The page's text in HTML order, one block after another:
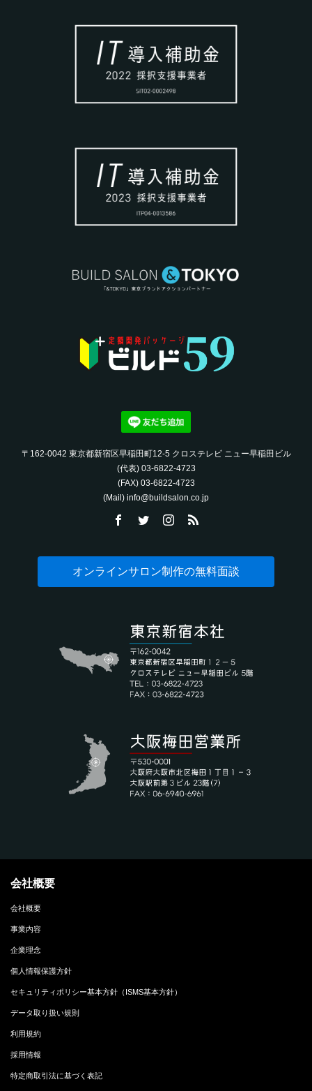
〒162-0042 東京都新宿区早稲田町12-5 クロステレビ ニュー早稲田ビル
(代表) 03-6822-4723‬
(FAX) 03-6822-4723‬
(Mail) info@buildsalon.co.jp
オンラインサロン制作の無料面談
会社概要
会社概要
事業内容
企業理念
個人情報保護方針
セキュリティポリシー基本方針（ISMS基本方針）
データ取り扱い規則
利用規約
採用情報
特定商取引法に基づく表記